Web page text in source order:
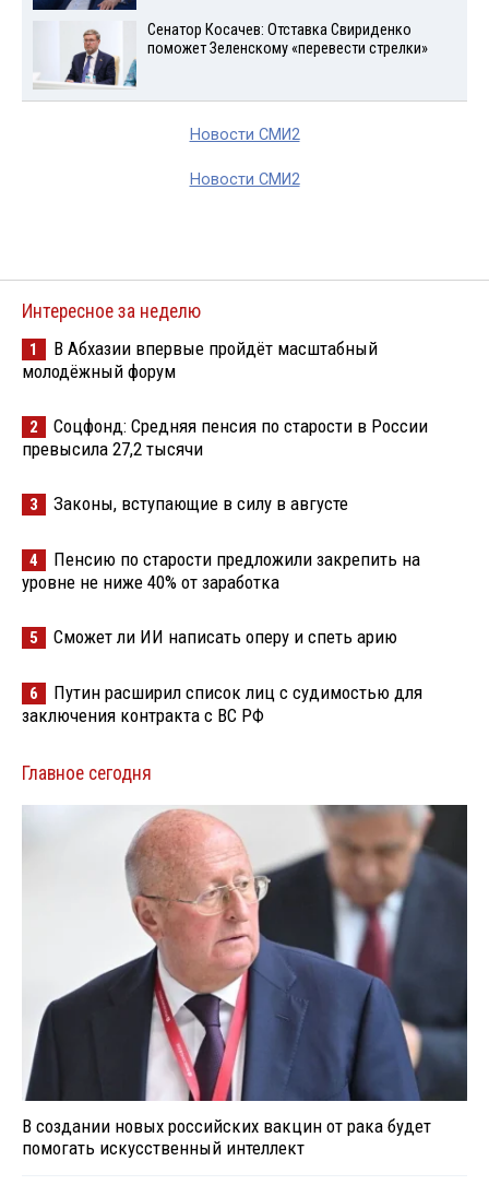
Сенатор Косачев: Отставка Свириденко
поможет Зеленскому «перевести стрелки»
Новости СМИ2
Новости СМИ2
Интересное за неделю
1
В Абхазии впервые пройдёт масштабный
молодёжный форум
2
Соцфонд: Средняя пенсия по старости в России
превысила 27,2 тысячи
3 Законы, вступающие в силу в августе
4
Пенсию по старости предложили закрепить на
уровне не ниже 40% от заработка
5 Сможет ли ИИ написать оперу и спеть арию
6
Путин расширил список лиц с судимостью для
заключения контракта с ВС РФ
Главное сегодня
В создании новых российских вакцин от рака будет
помогать искусственный интеллект